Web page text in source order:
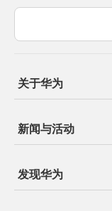
关于华为
新闻与活动
发现华为